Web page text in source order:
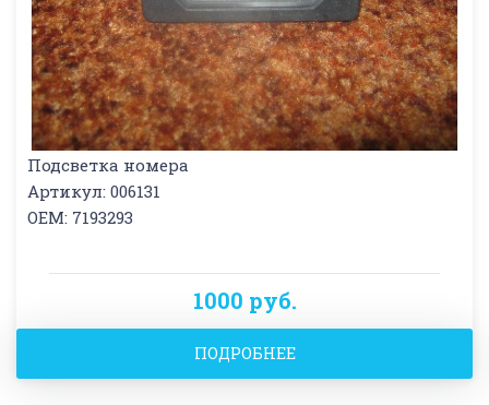
Подсветка номера
Артикул: 006131
OEM: 7193293
1000 руб.
ПОДРОБНЕЕ